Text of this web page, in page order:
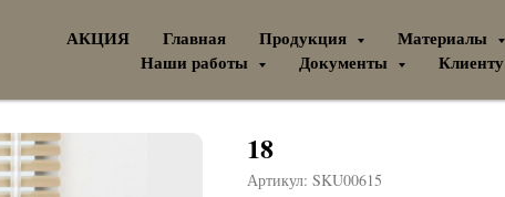
АКЦИЯ Главная Продукция
Материалы
Наши работы
Документы Клиенту
18
Артикул: SKU00615